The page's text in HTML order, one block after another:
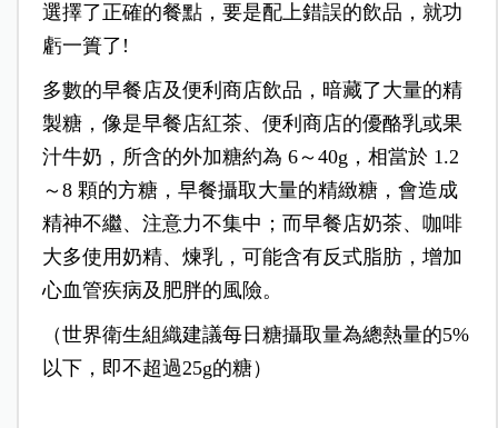
選擇了正確的餐點，要是配上錯誤的飲品，就功
虧一簣了!
多數的早餐店及便利商店飲品，暗藏了大量的精
製糖，像是早餐店紅茶、便利商店的優酪乳或果
汁牛奶，所含的外加糖約為 6～40g，相當於 1.2
～8 顆的方糖，早餐攝取大量的精緻糖，會造成
精神不繼、注意力不集中；而早餐店奶茶、咖啡
大多使用奶精、煉乳，可能含有反式脂肪，增加
心血管疾病及肥胖的風險。
（世界衛生組織建議每日糖攝取量為總熱量的5%
以下，即不超過25g的糖）